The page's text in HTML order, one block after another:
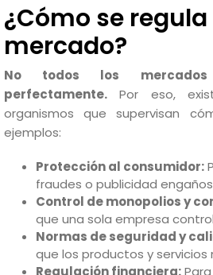
¿Cómo se
mercado?
No todos los
perfectamente. Por eso,
organismos que supervisan
ejemplos:
Protección al consumidor:
fraudes o publicidad
Control de monopolios y
que una sola empresa
Normas de seguridad y
que los productos y servicios
Regulación financiera: